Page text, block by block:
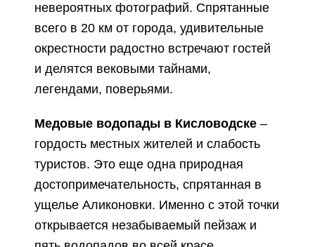
невероятных фотографий. Спрятанные
всего в 20 км от города, удивительные
окрестности радостно встречают гостей
и делятся вековыми тайнами,
легендами, поверьями.
Медовые водопады в Кисловодске –
гордость местных жителей и слабость
туристов. Это еще одна природная
достопримечательность, спрятанная в
ущелье Аликоновки. Именно с этой точки
открывается незабываемый пейзаж и